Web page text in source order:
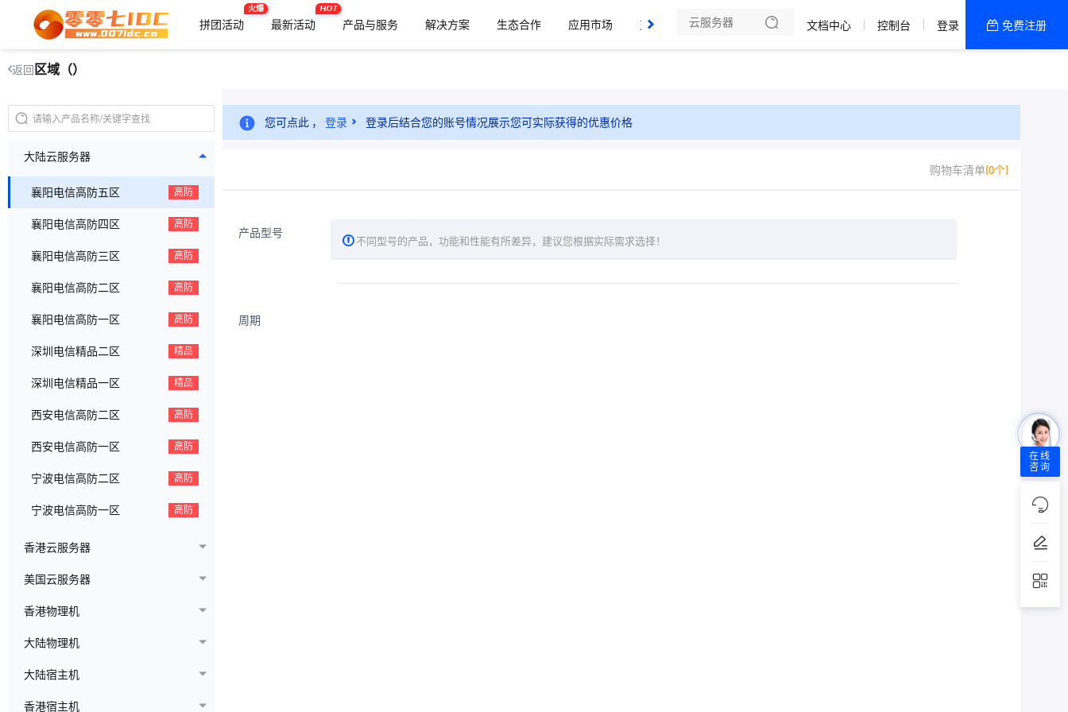
拼团活动
火爆
最新活动
HOT
产品与服务 解决方案 生态合作 应用市场 支持与服务
了解我们
文档中心 控制台 登录 免费注册
返回 区域（）
大陆云服务器
襄阳电信高防五区 高防
襄阳电信高防四区 高防
襄阳电信高防三区 高防
襄阳电信高防二区 高防
襄阳电信高防一区 高防
深圳电信精品二区 精品
深圳电信精品一区 精品
西安电信高防二区 高防
西安电信高防一区 高防
宁波电信高防二区 高防
宁波电信高防一区 高防
香港云服务器
美国云服务器
香港物理机
大陆物理机
大陆宿主机
香港宿主机
您可点此 ， 登录 登录后结合您的账号情况展示您可实际获得的优惠价格
购物车清单(0个)
产品型号
不同型号的产品，功能和性能有所差异，建议您根据实际需求选择！
周期
在线
咨询